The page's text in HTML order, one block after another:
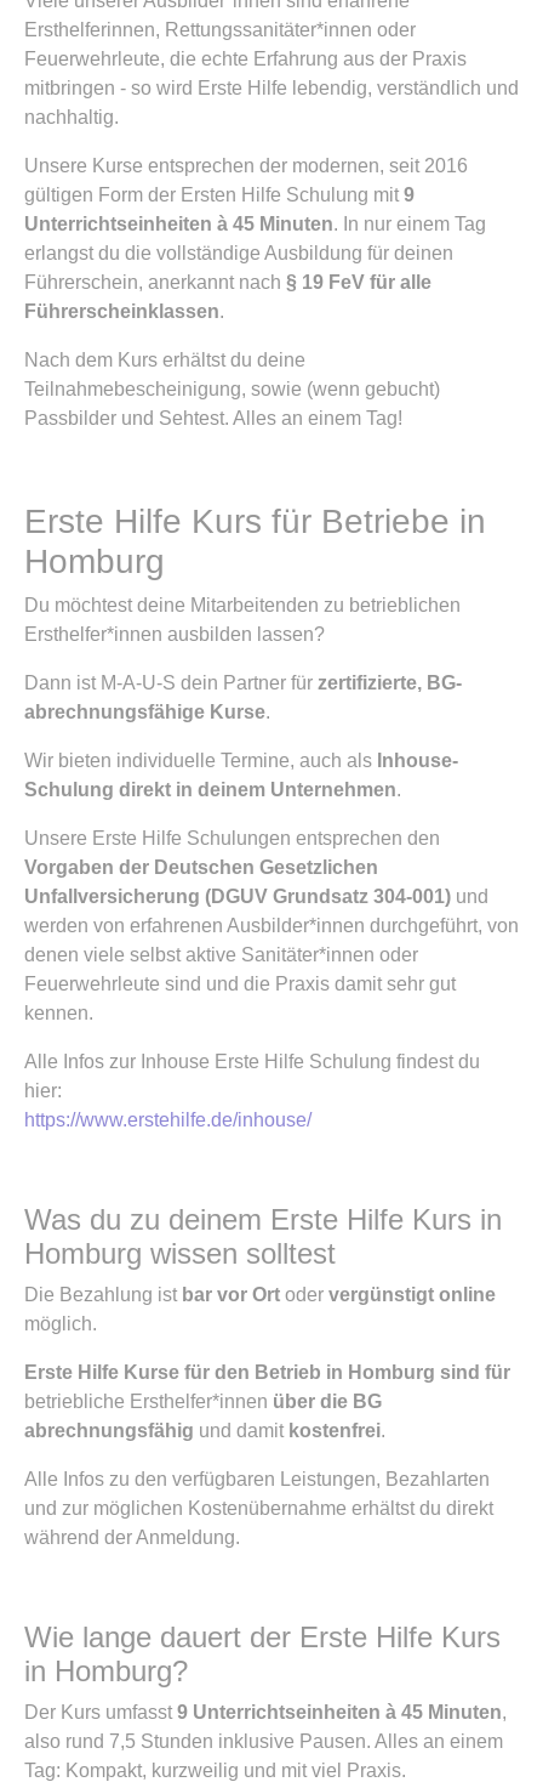
Ersthelferinnen, Rettungssanitäter*innen oder
Feuerwehrleute, die echte Erfahrung aus der Praxis
mitbringen - so wird Erste Hilfe lebendig, verständlich und
nachhaltig.
Unsere Kurse entsprechen der modernen, seit 2016
gültigen Form der Ersten Hilfe Schulung mit 9
Unterrichtseinheiten à 45 Minuten. In nur einem Tag
erlangst du die vollständige Ausbildung für deinen
Führerschein, anerkannt nach § 19 FeV für alle
Führerscheinklassen.
Nach dem Kurs erhältst du deine
Teilnahmebescheinigung, sowie (wenn gebucht)
Passbilder und Sehtest. Alles an einem Tag!
Erste Hilfe Kurs für Betriebe in
Homburg
Du möchtest deine Mitarbeitenden zu betrieblichen
Ersthelfer*innen ausbilden lassen?
Dann ist M-A-U-S dein Partner für zertifizierte, BG-
abrechnungsfähige Kurse.
Wir bieten individuelle Termine, auch als Inhouse-
Schulung direkt in deinem Unternehmen.
Unsere Erste Hilfe Schulungen entsprechen den
Vorgaben der Deutschen Gesetzlichen
Unfallversicherung (DGUV Grundsatz 304-001) und
werden von erfahrenen Ausbilder*innen durchgeführt, von
denen viele selbst aktive Sanitäter*innen oder
Feuerwehrleute sind und die Praxis damit sehr gut
kennen.
Alle Infos zur Inhouse Erste Hilfe Schulung findest du
hier:
https://www.erstehilfe.de/inhouse/
Was du zu deinem Erste Hilfe Kurs in
Homburg wissen solltest
Die Bezahlung ist bar vor Ort oder vergünstigt online
möglich.
Erste Hilfe Kurse für den Betrieb in Homburg sind für
betriebliche Ersthelfer*innen über die BG
abrechnungsfähig und damit kostenfrei.
Alle Infos zu den verfügbaren Leistungen, Bezahlarten
und zur möglichen Kostenübernahme erhältst du direkt
während der Anmeldung.
Wie lange dauert der Erste Hilfe Kurs
in Homburg?
Der Kurs umfasst 9 Unterrichtseinheiten à 45 Minuten,
also rund 7,5 Stunden inklusive Pausen. Alles an einem
Tag: Kompakt, kurzweilig und mit viel Praxis.